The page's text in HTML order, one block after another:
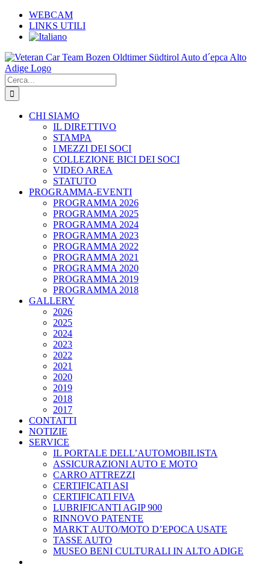
Salta
contenuto
WEBCAM
LINKS UTILI
Cerca
per:
CHI SIAMO
IL DIRETTIVO
STAMPA
I MEZZI DEI SOCI
COLLEZIONE BICI DEI SOCI
VIDEO AREA
STATUTO
PROGRAMMA-EVENTI
PROGRAMMA 2026
PROGRAMMA 2025
PROGRAMMA 2024
PROGRAMMA 2023
PROGRAMMA 2022
PROGRAMMA 2021
PROGRAMMA 2020
PROGRAMMA 2019
PROGRAMMA 2018
GALLERY
2026
2025
2024
2023
2022
2021
2020
2019
2018
2017
CONTATTI
NOTIZIE
SERVICE
IL PORTALE DELL’AUTOMOBILISTA
ASSICURAZIONI AUTO E MOTO
CARRO ATTREZZI
CERTIFICATI ASI
CERTIFICATI FIVA
LUBRIFICANTI AGIP 900
RINNOVO PATENTE
MARKT AUTO/MOTO D’EPOCA USATE
TASSE AUTO
MUSEO BENI CULTURALI IN ALTO ADIGE